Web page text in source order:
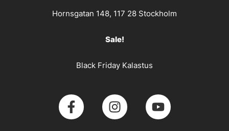
Hornsgatan 148, 117 28 Stockholm
Sale!
Black Friday Kalastus